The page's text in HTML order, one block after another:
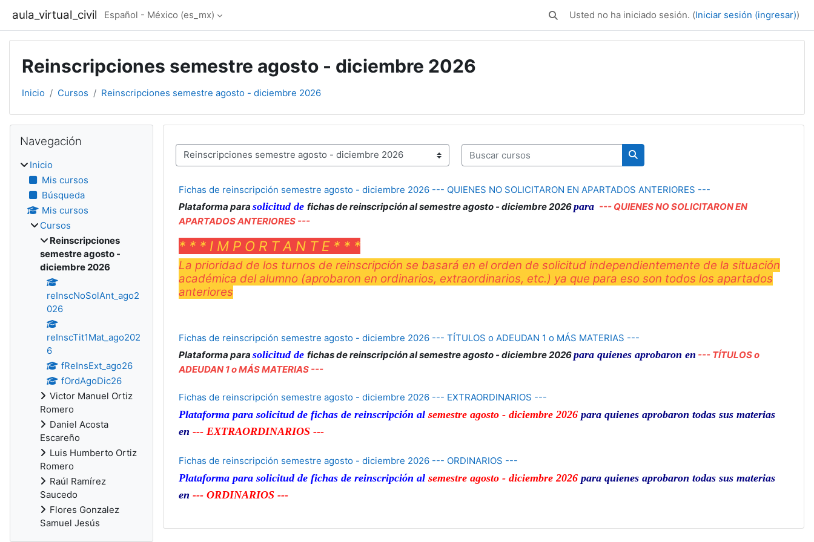
aula_virtual_civil Español - México ‎(es_mx)‎ Activar o desactivar entrada de búsqueda
Usted no ha iniciado sesión. (Iniciar sesión (ingresar))
Reinscripciones semestre agosto - diciembre 2026
Inicio Cursos Reinscripciones semestre agosto - diciembre 2026
Categorías
Buscar cursos
Buscar cursos
Fichas de reinscripción semestre agosto - diciembre 2026 --- QUIENES NO SOLICITARON EN APARTADOS ANTERIORES ---
Plataforma para solicitud de fichas de reinscripción alsemestre agosto - diciembre 2026para --- QUIENES NO SOLICITARON EN
APARTADOS ANTERIORES ---
* * * I M P O R T A N T E * * *
La prioridad de los turnos de reinscripción se basará en el orden de solicitud independientemente de la situación
académica del alumno (aprobaron en ordinarios, extraordinarios, etc.) ya que para eso son todos los apartados
anteriores
Fichas de reinscripción semestre agosto - diciembre 2026 --- TÍTULOS o ADEUDAN 1 o MÁS MATERIAS ---
Plataforma para solicitud de fichas de reinscripción alsemestre agosto - diciembre 2026para quienes aprobaron en --- TÍTULOS o
ADEUDAN 1 o MÁS MATERIAS ---
Fichas de reinscripción semestre agosto - diciembre 2026 --- EXTRAORDINARIOS ---
Plataforma para solicitud de fichas de reinscripción al semestre agosto - diciembre 2026 para quienes aprobaron todas sus materias
en --- EXTRAORDINARIOS ---
Fichas de reinscripción semestre agosto - diciembre 2026 --- ORDINARIOS ---
Plataforma para solicitud de fichas de reinscripción al semestre agosto - diciembre 2026 para quienes aprobaron todas sus materias
en --- ORDINARIOS ---
Bloques
Navegación
Inicio
Mis cursos
Búsqueda
Mis cursos
Cursos
Reinscripciones
semestre agosto -
diciembre 2026
reInscNoSolAnt_ago2
026
reInscTit1Mat_ago202
6
fReInsExt_ago26
fOrdAgoDic26
Victor Manuel Ortiz
Romero
Daniel Acosta
Escareño
Luis Humberto Ortiz
Romero
Raúl Ramírez
Saucedo
Flores Gonzalez
Samuel Jesús